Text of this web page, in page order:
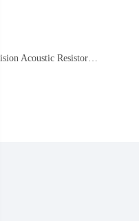
Acoustic Resistor…